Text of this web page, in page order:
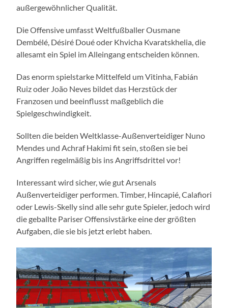
außergewöhnlicher Qualität.
Die Offensive umfasst Weltfußballer Ousmane
Dembélé, Désiré Doué oder Khvicha Kvaratskhelia, die
allesamt ein Spiel im Alleingang entscheiden können.
Das enorm spielstarke Mittelfeld um Vitinha, Fabián
Ruiz oder João Neves bildet das Herzstück der
Franzosen und beeinflusst maßgeblich die
Spielgeschwindigkeit.
Sollten die beiden Weltklasse-Außenverteidiger Nuno
Mendes und Achraf Hakimi fit sein, stoßen sie bei
Angriffen regelmäßig bis ins Angriffsdrittel vor!
Interessant wird sicher, wie gut Arsenals
Außenverteidiger performen. Timber, Hincapié, Calafiori
oder Lewis-Skelly sind alle sehr gute Spieler, jedoch wird
die geballte Pariser Offensivstärke eine der größten
Aufgaben, die sie bis jetzt erlebt haben.